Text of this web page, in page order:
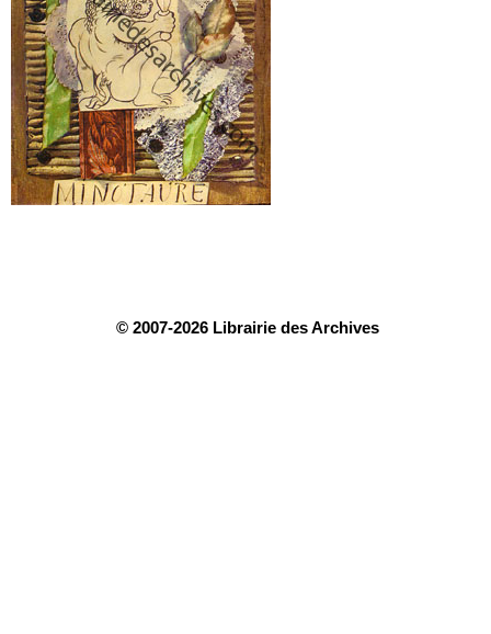
© 2007-2026 Librairie des Archives